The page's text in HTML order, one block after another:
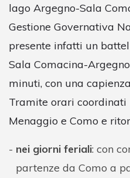
lago Argegno-Sala
Gestione Governativa
presente infatti un
Sala Comacina-
minuti, con una
Tramite orari
Menaggio e Como e
nei giorni feriali: con
partenze da Como a